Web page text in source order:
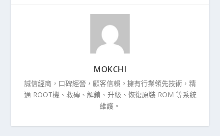
MOKCHI
誠信經商，口碑經營，顧客信賴。擁有行業領先技術，精
通 ROOT機、救磚、解鎖、升級、恢復原裝 ROM 等系統
維護。